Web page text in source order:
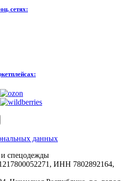
сетях:
данных
и спецодежды
ИНН 7802892164,